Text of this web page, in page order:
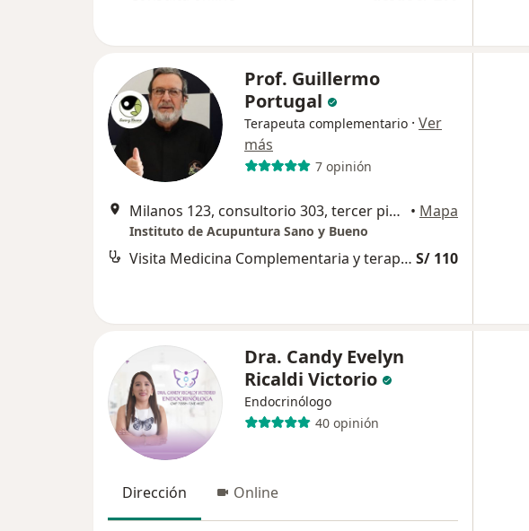
Prof. Guillermo
Portugal
Terapeuta complementario · Ver
más
7 opinión
Milanos 123, consultorio 303, tercer piso, San Isidro • Mapa
Instituto de Acupuntura Sano y Bueno
Visita Medicina Complementaria y terapias alternativas S/ 110
Dra. Candy Evelyn
Ricaldi Victorio
Endocrinólogo
40 opinión
Dirección Online